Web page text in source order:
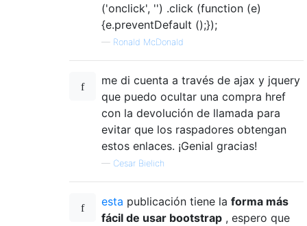
('onclick', '') .click (function (e)
{e.preventDefault ();});
— Ronald McDonald
me di cuenta a través de ajax y jquery
que puedo ocultar una compra href
con la devolución de llamada para
evitar que los raspadores obtengan
estos enlaces. ¡Genial gracias!
— Cesar Bielich
esta publicación tiene la forma más
fácil de usar bootstrap , espero que